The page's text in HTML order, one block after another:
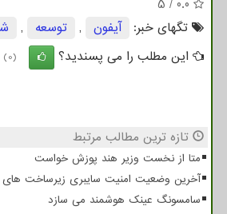
0.0
/
5
تگهای خبر:
آیفون , توسعه ,
این مطلب را می پسندید؟
(0)
تازه ترین مطالب مرتبط
متا از نخست وزیر هند پوزش خواست
آخرین وضعیت امنیت سایبری زیرساخت های
سامسونگ عینک هوشمند می سازد